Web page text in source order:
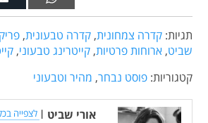
תגיות: קדרה צמחונית, קדרה טבעונית,
שביט, ארוחות פרטיות, קייטרינג טבעוני,
קטגוריות: פוסט נבחר, מהיר וטבעוני
אורי שביט | לצפייה